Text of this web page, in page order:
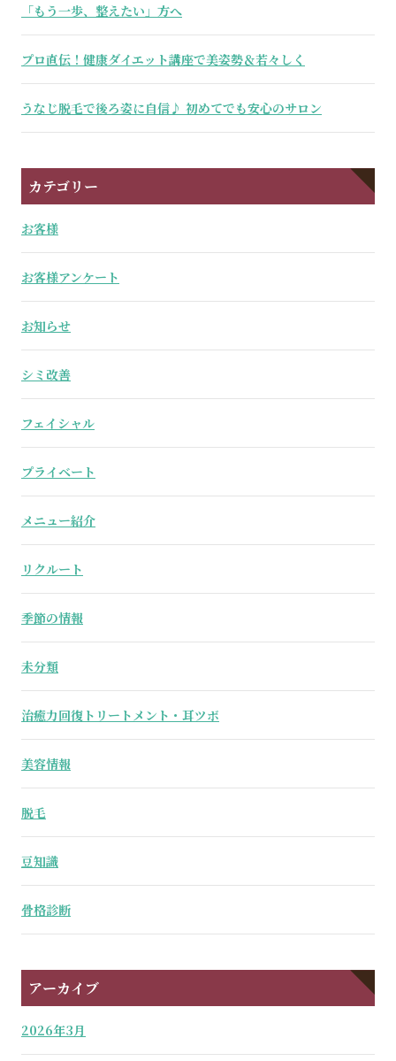
「もう一歩、整えたい」方へ
プロ直伝！健康ダイエット講座で美姿勢＆若々しく
うなじ脱毛で後ろ姿に自信♪ 初めてでも安心のサロン
カテゴリー
お客様
お客様アンケート
お知らせ
シミ改善
フェイシャル
プライベート
メニュー紹介
リクルート
季節の情報
未分類
治癒力回復トリートメント・耳ツボ
美容情報
脱毛
豆知識
骨格診断
アーカイブ
2026年3月